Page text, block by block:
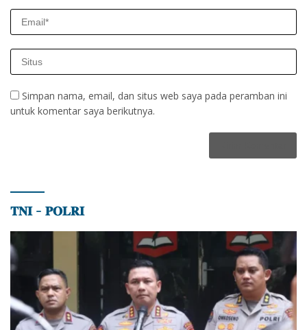
Simpan nama, email, dan situs web saya pada peramban ini
untuk komentar saya berikutnya.
𝐓𝐍𝐈 – 𝐏𝐎𝐋𝐑𝐈